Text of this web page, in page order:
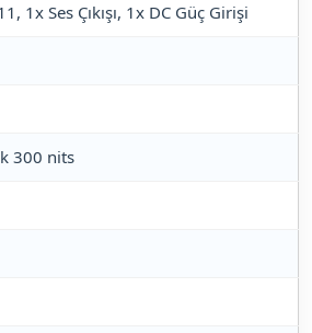
1x Ses Çıkışı, 1x DC Güç Girişi
300 nits